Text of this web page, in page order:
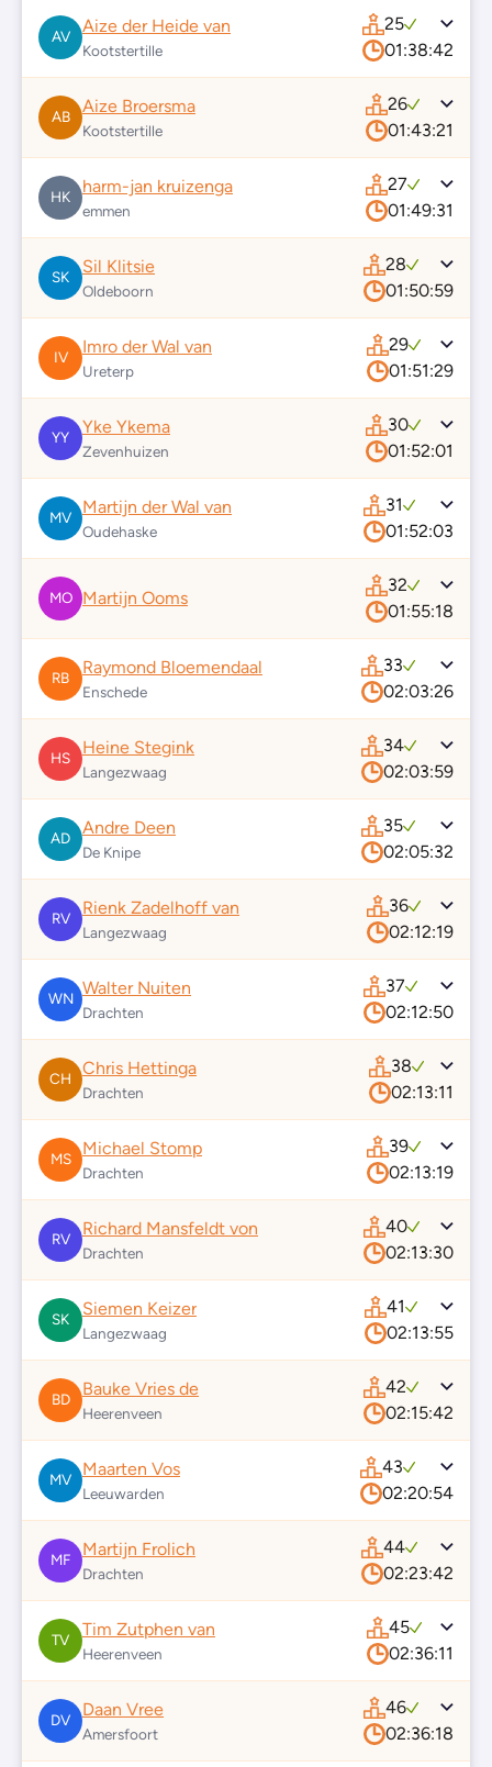
AV
Aize der Heide van
Kootstertille
25
01:38:42
AB
Aize Broersma
Kootstertille
26
01:43:21
HK
harm-jan kruizenga
emmen
27
01:49:31
SK
Sil Klitsie
Oldeboorn
28
01:50:59
IV
Imro der Wal van
Ureterp
29
01:51:29
YY
Yke Ykema
Zevenhuizen
30
01:52:01
MV
Martijn der Wal van
Oudehaske
31
01:52:03
MO Martijn Ooms
32
01:55:18
RB
Raymond Bloemendaal
Enschede
33
02:03:26
HS
Heine Stegink
Langezwaag
34
02:03:59
AD
Andre Deen
De Knipe
35
02:05:32
RV
Rienk Zadelhoff van
Langezwaag
36
02:12:19
WN
Walter Nuiten
Drachten
37
02:12:50
CH
Chris Hettinga
Drachten
38
02:13:11
MS
Michael Stomp
Drachten
39
02:13:19
RV
Richard Mansfeldt von
Drachten
40
02:13:30
SK
Siemen Keizer
Langezwaag
41
02:13:55
BD
Bauke Vries de
Heerenveen
42
02:15:42
MV
Maarten Vos
Leeuwarden
43
02:20:54
MF
Martijn Frolich
Drachten
44
02:23:42
TV
Tim Zutphen van
Heerenveen
45
02:36:11
DV
Daan Vree
Amersfoort
46
02:36:18